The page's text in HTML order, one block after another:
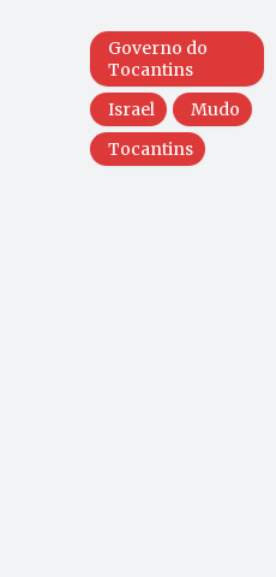
Governo do
Tocantins
Israel
Mudo
Tocantins